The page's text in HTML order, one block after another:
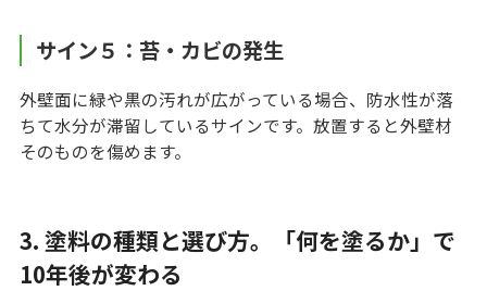
サイン５：苔・カビの発生
外壁面に緑や黒の汚れが広がっている場合、防水性が落
ちて水分が滞留しているサインです。放置すると外壁材
そのものを傷めます。
3. 塗料の種類と選び方。「何を塗るか」で
10年後が変わる